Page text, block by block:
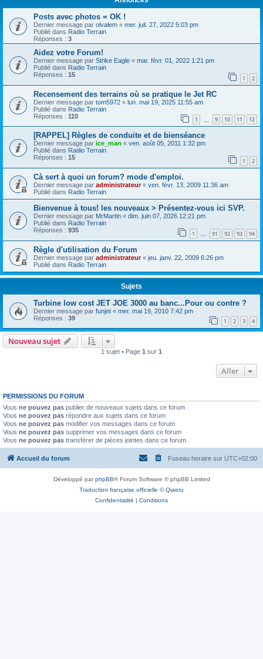
Posts avec photos = OK !
Dernier message par olvalem « mer. juil. 27, 2022 5:03 pm
Publié dans Radio Terrain
Réponses : 3
Aidez votre Forum!
Dernier message par Strike Eagle « mar. févr. 01, 2022 1:21 pm
Publié dans Radio Terrain
Réponses : 15 1 2
Recensement des terrains où se pratique le Jet RC
Dernier message par tom5972 « lun. mai 19, 2025 11:55 am
Publié dans Radio Terrain
Réponses : 110 1 9 10 11 12
[RAPPEL] Règles de conduite et de bienséance
Dernier message par ice_man « ven. août 05, 2011 1:32 pm
Publié dans Radio Terrain
Réponses : 15 1 2
Cà sert à quoi un forum? mode d'emploi.
Dernier message par administrateur« ven. févr. 13, 2009 11:36 am
Publié dans Radio Terrain
Bienvenue à tous! les nouveaux > Présentez-vous ici SVP.
Dernier message par MrMartin « dim. juin 07, 2026 12:21 pm
Publié dans Radio Terrain
Réponses : 935 1 … 91 92 93 94
Règle d'utilisation du Forum
Dernier message par administrateur« jeu. janv. 22, 2009 6:26 pm
Publié dans Radio Terrain
Sujets
Turbine low cost JET JOE 3000 au banc...Pour ou contre ?
Dernier message par funjet « mer. mai 19, 2010 7:42 pm
Réponses : 39 1 2 3 4
Nouveau sujet
1 sujet • Page 1 sur 1
Aller
PERMISSIONS DU FORUM
Vous ne pouvez pas publier de nouveaux sujets dans ce forum
Vous ne pouvez pas répondre aux sujets dans ce forum
Vous ne pouvez pas modifier vos messages dans ce forum
Vous ne pouvez pas supprimer vos messages dans ce forum
Vous ne pouvez pas transférer de pièces jointes dans ce forum
Accueil du forum Fuseau horaire sur UTC+02:00
Développé parphpBB® Forum Software © phpBB Limited
Traduction française officielle ©Qiaeru
Confidentialité | Conditions